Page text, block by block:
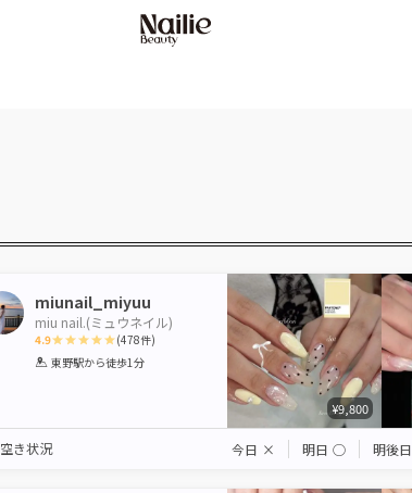
miunail_miyuu
miu nail.(ミュウネイル)
4.9
1 2 3 4 5
(478件)
東野駅から徒歩1分
¥9,800
空き状況 今日 × 明日 ◯ 明後日